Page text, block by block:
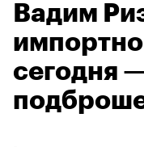
Вадим
сегодня